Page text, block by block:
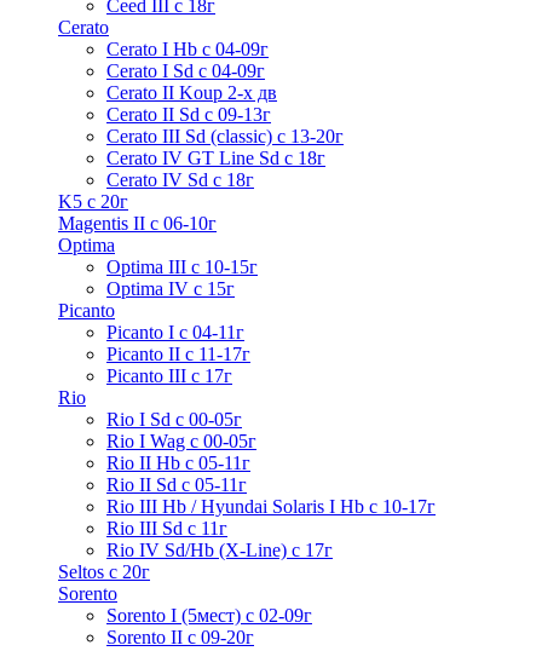
Ceed III с 18г
Cerato
Cerato I Hb с 04-09г
Cerato I Sd с 04-09г
Cerato II Koup 2-х дв
Cerato II Sd c 09-13г
Cerato III Sd (classic) с 13-20г
Cerato IV GT Line Sd с 18г
Cerato IV Sd с 18г
K5 с 20г
Magentis II с 06-10г
Optima
Optima III с 10-15г
Optima IV с 15г
Picanto
Picanto I с 04-11г
Picanto II c 11-17г
Picanto III c 17г
Rio
Rio I Sd с 00-05г
Rio I Wag c 00-05г
Rio II Hb с 05-11г
Rio II Sd с 05-11г
Rio III Hb / Hyundai Solaris I Hb с 10-17г
Rio III Sd c 11г
Rio IV Sd/Hb (X-Line) с 17г
Seltos с 20г
Sorento
Sorento I (5мест) с 02-09г
Sorento II c 09-20г